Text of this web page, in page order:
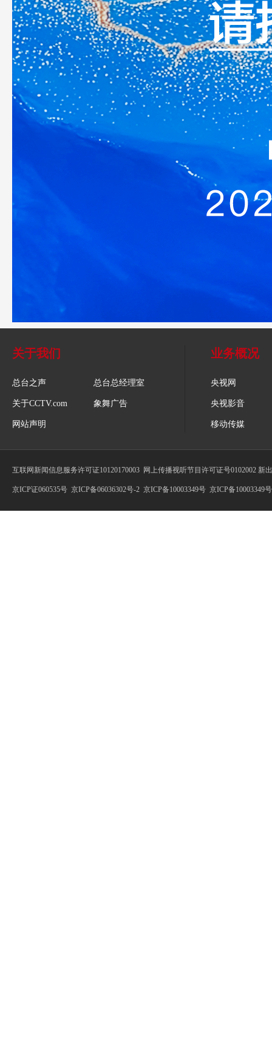
关于我们
总台之声 总台总经理室
关于CCTV.com 象舞广告
网站声明
业务概况
央视网
央视影音
移动传媒
互联网新闻信息服务许可证10120170003 网上传播视听节目许可证号0102002 新
京ICP证060535号 京ICP备06036302号-2 京ICP备10003349号 京ICP备10003349